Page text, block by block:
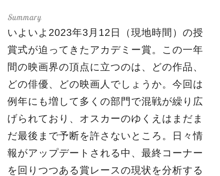
いよいよ2023年3月12日（現地時間）の授
賞式が迫ってきたアカデミー賞。この一年
間の映画界の頂点に立つのは、どの作品、
どの俳優、どの映画人でしょうか。今回は
例年にも増して多くの部門で混戦が繰り広
げられており、オスカーのゆくえはまだま
だ最後まで予断を許さないところ。日々情
報がアップデートされる中、最終コーナー
を回りつつある賞レースの現状を分析する